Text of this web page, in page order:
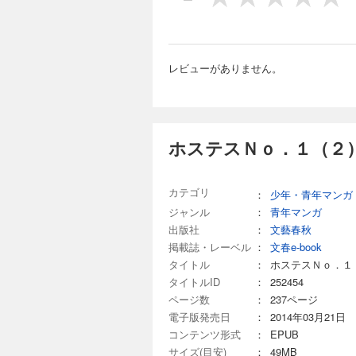
レビューがありません。
ホステスＮｏ．１（２
カテゴリ ：
少年・青年マンガ
ジャンル
：
青年マンガ
出版社
：
文藝春秋
掲載誌・レーベル ：
文春e-book
タイトル
：
ホステスＮｏ．１
タイトルID
：
252454
ページ数
：
237ページ
電子版発売日
：
2014年03月21日
コンテンツ形式
：
EPUB
サイズ(目安)
： 49MB